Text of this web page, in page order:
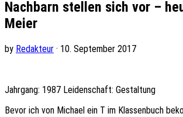
Nachbarn stellen sich vor –
Meier
by Redakteur · 10. September 2017
Jahrgang: 1987 Leidenschaft: Gestaltung
Bevor ich von Michael ein T im Klassenbuch